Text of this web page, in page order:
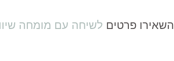
השאירו פרטים לשיחה עם מומחה